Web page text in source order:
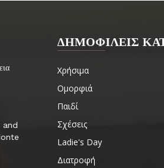
and
ΔΗΜΟΦΙΛΕΙΣ
Χρήσιμα
Ομορφιά
Παιδί
Σχέσεις
Ladie's Day
Διατροφή